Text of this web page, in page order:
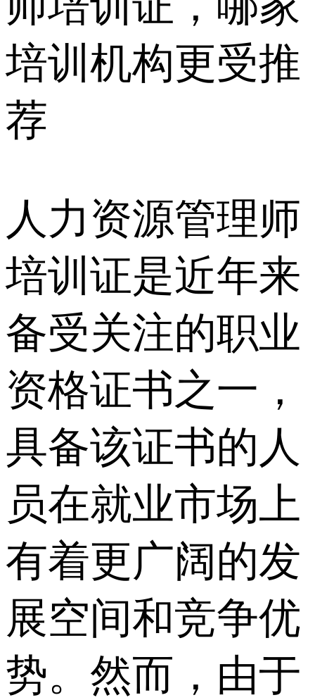
人力资源管理师
培训证是近年来
备受关注的职业
资格证书之一，
具备该证书的人
员在就业市场上
有着更广阔的发
展空间和竞争优
势。然而，由于